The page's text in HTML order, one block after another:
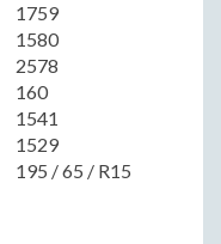
1759
1580
2578
160
1541
1529
195 / 65 / R15